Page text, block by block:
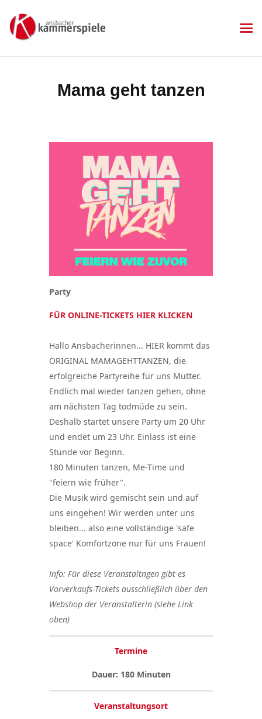
Mama geht tanzen
KAMMERSPIELE
Aktuelles
Mitgliedschaft
Gastronomie
Sponsoren
Kontakt & Anfahrt
Impressum
Datenschutzerklärung
Party
FÜR ONLINE-TICKETS HIER KLICKEN
Hallo Ansbacherinnen... HIER kommt das
ORIGINAL MAMAGEHTTANZEN, die
erfolgreiche Partyreihe für uns Mütter.
Endlich mal wieder tanzen gehen, ohne
am nächsten Tag todmüde zu sein.
Deshalb startet unsere Party um 20 Uhr
und endet um 23 Uhr. Einlass ist eine
Stunde vor Beginn.
180 Minuten tanzen, Me-Time und
"feiern wie früher".
Die Musik wird gemischt sein und auf
uns eingehen! Wir werden unter uns
bleiben... also eine vollständige 'safe
space' Komfortzone nur für uns Frauen!
Info: Für diese Veranstaltngen gibt es
Vorverkaufs-Tickets ausschließlich über den
Webshop der Veranstalterin (siehe Link
oben)
Termine
Dauer: 180 Minuten
Veranstaltungsort